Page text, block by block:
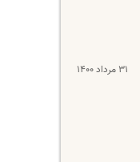
۳۱ مرداد ۱۴۰۰